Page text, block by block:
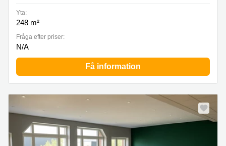
Yta:
248 m²
Fråga efter priser:
N/A
Få information